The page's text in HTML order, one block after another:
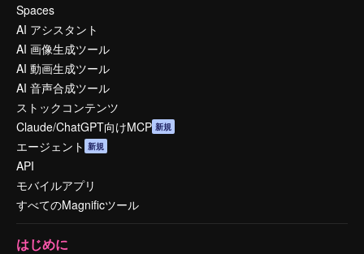
Spaces
AI アシスタント
AI 画像生成ツール
AI 動画生成ツール
AI 音声合成ツール
ストックコンテンツ
Claude/ChatGPT向けMCP 新規
エージェント 新規
API
モバイルアプリ
すべてのMagnificツール
はじめに